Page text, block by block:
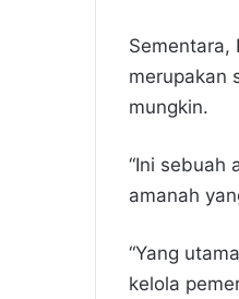
Sementara,
merupakan
mungkin.
“Ini sebuah
amanah
“Yang
kelola